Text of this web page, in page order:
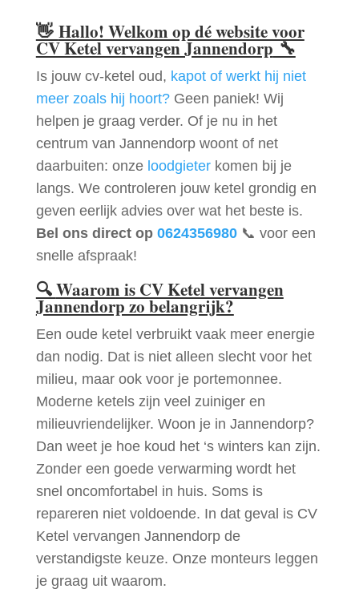
👋 Hallo! Welkom op dé website voor
CV Ketel vervangen Jannendorp🔧
Is jouw cv-ketel oud, kapot of werkt hij niet
meer zoals hij hoort?Geen paniek! Wij
helpen je graag verder. Of je nu in het
centrum van Jannendorp woont of net
daarbuiten: onze loodgieterkomen bij je
langs. We controleren jouw ketel grondig en
geven eerlijk advies over wat het beste is.
Bel ons direct op 0624356980📞 voor een
snelle afspraak!
🔍Waarom is CV Ketel vervangen
Jannendorp zo belangrijk?
Een oude ketel verbruikt vaak meer energie
dan nodig. Dat is niet alleen slecht voor het
milieu, maar ook voor je portemonnee.
Moderne ketels zijn veel zuiniger en
milieuvriendelijker. Woon je in Jannendorp?
Dan weet je hoe koud het ‘s winters kan zijn.
Zonder een goede verwarming wordt het
snel oncomfortabel in huis. Soms is
repareren niet voldoende. In dat geval is CV
Ketel vervangen Jannendorp de
verstandigste keuze. Onze monteurs leggen
je graag uit waarom.